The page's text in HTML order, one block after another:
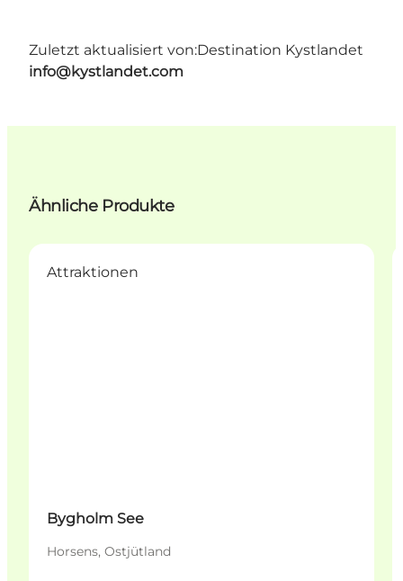
Zuletzt aktualisiert von:Destination Kystlandet
info@kystlandet.com
Ähnliche Produkte
Attraktionen
Bygholm See
Horsens, Ostjütland